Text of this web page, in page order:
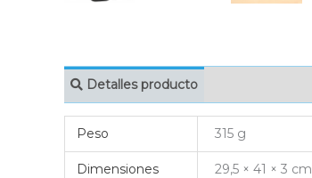
Detalles producto
Peso 315 g
Dimensiones 29,5 × 41 × 3 cm